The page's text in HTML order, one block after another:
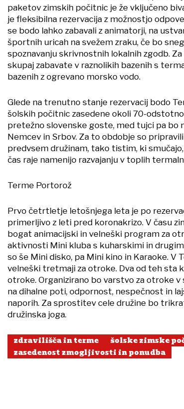
paketov zimskih počitnic je že vključeno
je fleksibilna rezervacija z možnostjo
se bodo lahko zabavali z animatorji, na
športnih uricah na svežem zraku, če bo
spoznavanju skrivnostnih lokalnih zgodb.
skupaj zabavate v raznolikih bazenih s
bazenih z ogrevano morsko vodo.
Glede na trenutno stanje rezervacij bodo
šolskih počitnic zasedene okoli 70-
pretežno slovenske goste, med tujci pa bo
Nemcev in Srbov. Za to obdobje so
predvsem družinam, tako tistim, ki
čas raje namenijo razvajanju v toplih
Terme Portorož
Prvo četrtletje letošnjega leta je po
primerljivo z leti pred koronakrizo. V času
bogat animacijski in velneški program za
aktivnosti Mini kluba s kuharskimi in
so še Mini disko, pa Mini kino in Karaoke. V
velneški tretmaji za otroke. Dva od teh sta
otroke. Organizirano bo varstvo za otroke v
na dihalne poti, odpornost, nespečnost in
naporih. Za sprostitev cele družine bo
družinska joga.
zdravilišča in terme
šolske zimske
zasedenost zmogljivosti in ponudba